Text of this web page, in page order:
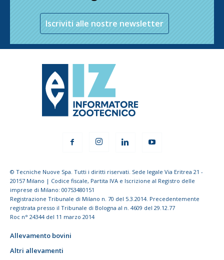
Iscriviti alle nostre newsletter
© Tecniche Nuove Spa. Tutti i diritti riservati. Sede legale Via Eritrea 21 -
20157 Milano | Codice fiscale, Partita IVA e Iscrizione al Registro delle
imprese di Milano: 00753480151
Registrazione Tribunale di Milano n. 70 del 5.3.2014. Precedentemente
registrata presso il Tribunale di Bologna al n. 4609 del 29.12.77
Roc n° 24344 del 11 marzo 2014
Allevamento bovini
Altri allevamenti